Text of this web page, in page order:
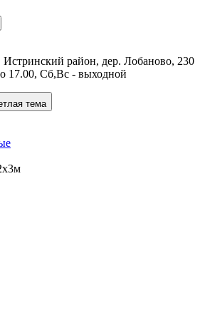
Истринский район, дер. Лобаново, 230
17.00, Cб,Вс - выходной
тема